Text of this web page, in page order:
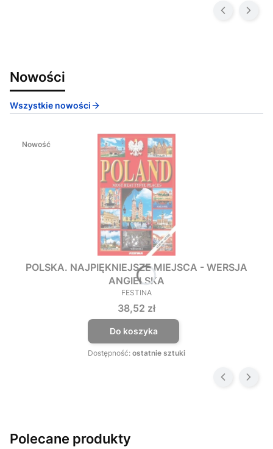
Nowości
Wszystkie nowości
Nowość
POLSKA. NAJPIĘKNIEJSZE MIEJSCA - WERSJA
ANGIELSKA
PRODUCENT
FESTINA
Cena
38,52 zł
Do koszyka
Dostępność: ostatnie sztuki
Polecane produkty